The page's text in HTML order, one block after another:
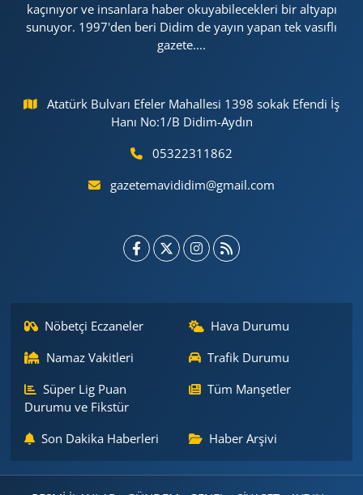
kaçınıyor ve insanlara haber okuyabilecekleri bir altyapı
sunuyor. 1997'den beri Didim de yayın yapan tek vasıflı
gazete....
Atatürk Bulvarı Efeler Mahallesi 1398 sokak Efendi İş
Hanı No:1/B Didim-Aydın
05322311862
gazetemavididim@gmail.com
Nöbetçi Eczaneler
Hava Durumu
Namaz Vakitleri
Trafik Durumu
Süper Lig Puan
Durumu ve Fikstür
Tüm Manşetler
Son Dakika Haberleri Haber Arşivi